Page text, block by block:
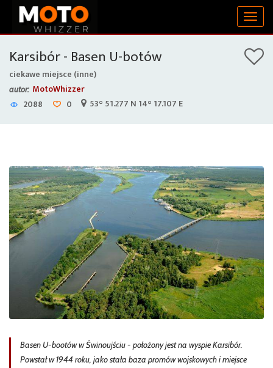
Karsibór - Basen U-botów
ciekawe miejsce (inne)
autor: MotoWhizzer
2088
0 53° 51.277 N 14° 17.107 E
Basen U-bootów w Świnoujściu - położony jest na wyspie Karsibór.
Powstał w 1944 roku, jako stała baza promów wojskowych i miejsce